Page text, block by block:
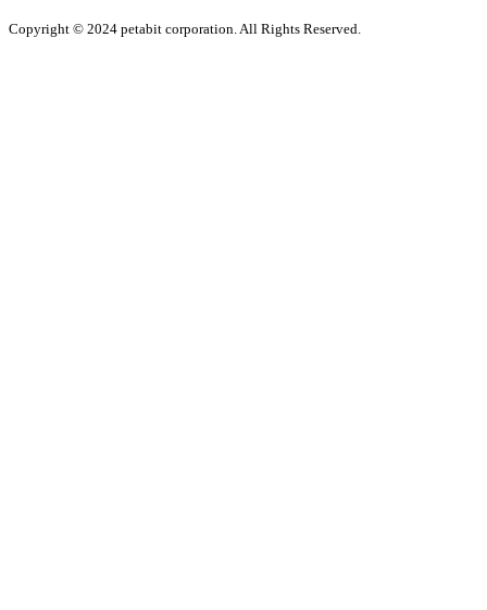
Copyright © 2024 petabit corporation. All Rights Reserved.